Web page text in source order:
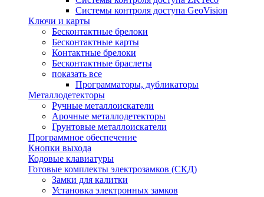
Системы контроля доступа GeoVision
Ключи и карты
Бесконтактные брелоки
Бесконтактные карты
Контактные брелоки
Бесконтактные браслеты
показать все
Программаторы, дубликаторы
Металлодетекторы
Ручные металлоискатели
Арочные металлодетекторы
Грунтовые металлоискатели
Программное обеспечение
Кнопки выхода
Кодовые клавиатуры
Готовые комплекты электрозамков (СКД)
Замки для калитки
Установка электронных замков